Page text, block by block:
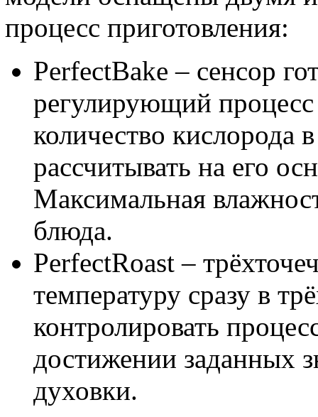
процесс приготовления:
PerfectBake – сенсор
регулирующий
количество кислорода
рассчитывать на его
Максимальная
блюда.
PerfectRoast –
температуру сразу в
контролировать
достижении заданных
духовки.